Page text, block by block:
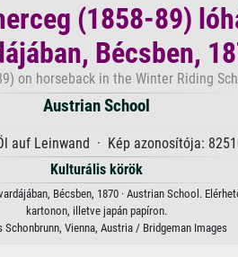
(1858-89)
Bécsben,
on horseback in the Winter Riding
Austrian School
auf Leinwand · Kép azonosítója:
Kulturális körök
Bécsben, 1870 · Austrian School.
kartonon, illetve japán papíron.
Schonbrunn, Vienna, Austria / Bridgeman Images